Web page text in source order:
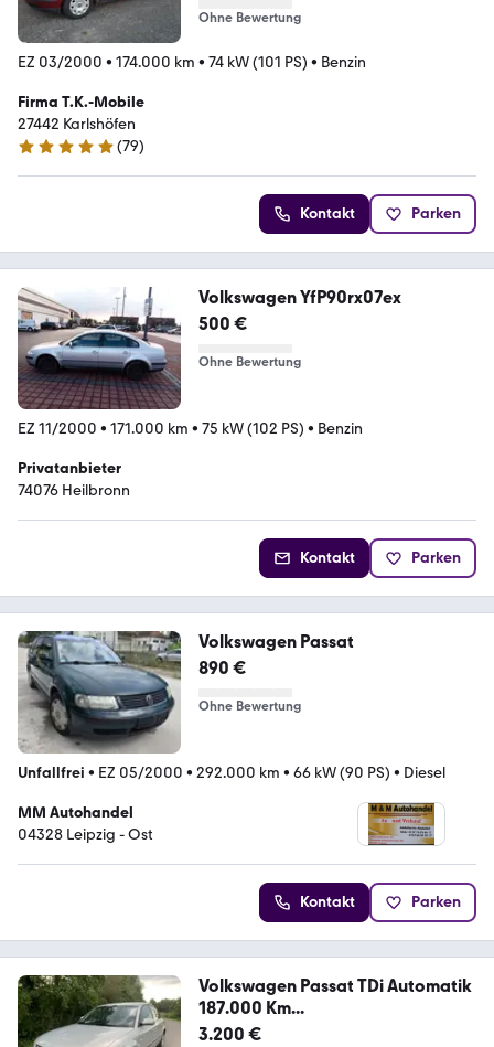
Ohne Bewertung
EZ 03/2000 • 174.000 km • 74 kW (101 PS) • Benzin
Firma T.K.-Mobile
27442 Karlshöfen
5 Sterne
(79)
Kontakt Parken
Volkswagen YfP90rx07ex
500 €
Ohne Bewertung
EZ 11/2000 • 171.000 km • 75 kW (102 PS) • Benzin
Privatanbieter
74076 Heilbronn
Kontakt Parken
Volkswagen Passat
890 €
Ohne Bewertung
Unfallfrei • EZ 05/2000 • 292.000 km • 66 kW (90 PS) • Diesel
MM Autohandel
04328 Leipzig - Ost
Kontakt Parken
Volkswagen Passat TDi Automatik
187.000 Km...
3.200 €